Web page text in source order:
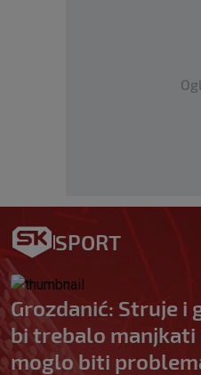
SPORT
Grozdanić: Struje i
bi trebalo manjkati
moglo biti